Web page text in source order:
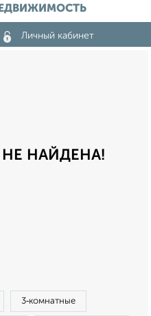
Личный кабинет
НАЙДЕНА!
3‑комнатные